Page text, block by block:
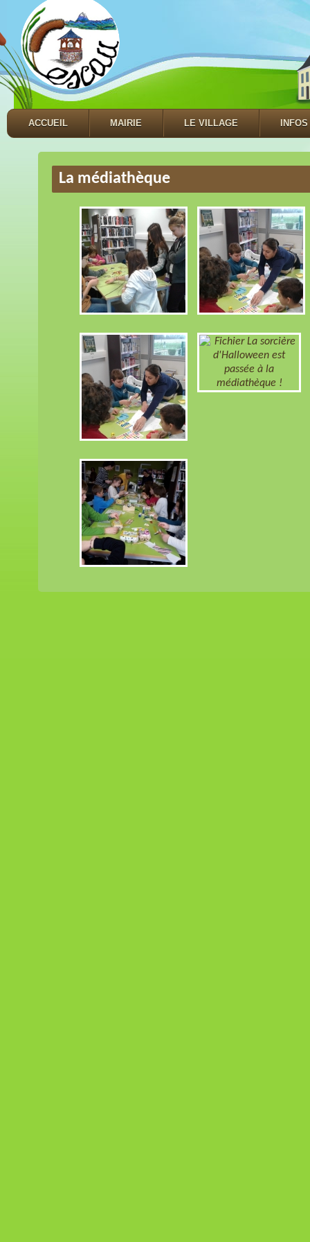
ACCUEIL MAIRIE LE VILLAGE
La médiathèque